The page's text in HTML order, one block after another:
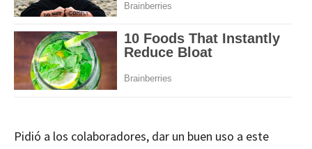
Pidió a los colaboradores, dar un buen uso a este